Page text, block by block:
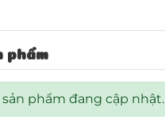
phẩm
phẩm đang cập nhật.